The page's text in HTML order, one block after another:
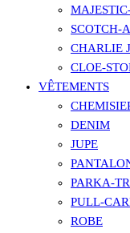
SCOTCH-
CHARLIE
CLOE-
VÊTEMENTS
DENIM
JUPE
PARKA-
PULL-
ROBE